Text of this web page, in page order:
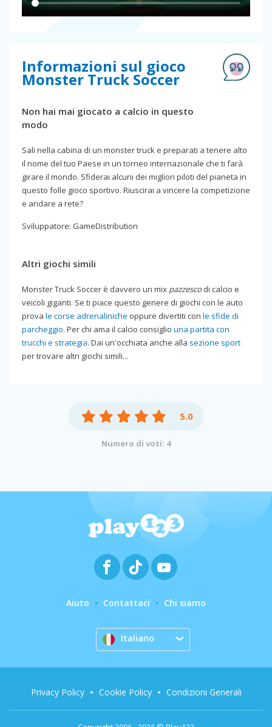
Informazioni sul gioco
Monster Truck Soccer
Non hai mai giocato a calcio in questo
modo
Sali nella cabina di un monster truck e preparati a tenere alto
il nome del tuo Paese in un torneo internazionale che ti farà
girare il mondo. Sfiderai alcuni dei migliori piloti del pianeta in
questo folle gioco sportivo. Riuscirai a vincere la competizione
e andare a rete?
Sviluppatore: GameDistribution
Altri giochi simili
Monster Truck Soccer è davvero un mix pazzesco di calcio e
veicoli giganti. Se ti piace questo genere di giochi con le auto
prova le corse adrenaliniche oppure divertiti con le sfide di
parcheggio. Per chi ama il calcio consiglio una partita con
trucchi e strategia. Dai un'occhiata anche alla sezione sport
per trovare altri giochi simili...
5.0
Numero di voti: 4
Aiuto Contattaci Chi siamo
Italiano
Privacy Policy Cookie Policy Condizioni Generali